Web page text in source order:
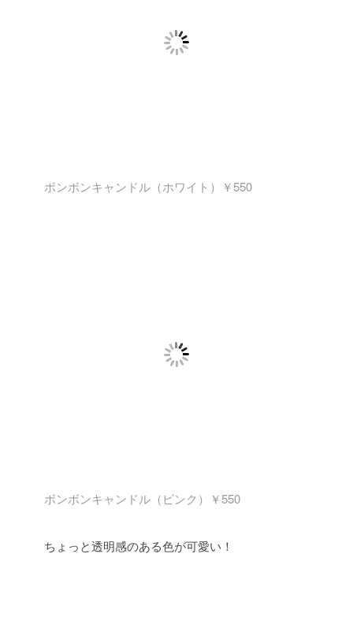
ボンボンキャンドル（ホワイト）￥550
ボンボンキャンドル（ピンク）￥550
ちょっと透明感のある色が可愛い！